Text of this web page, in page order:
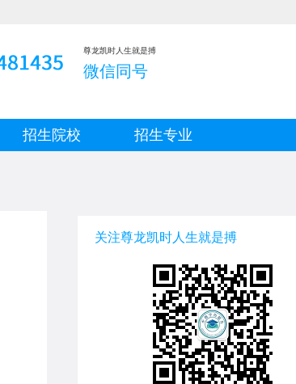
尊龙凯时人生就是搏
微信同号
招生院校 招生专业
关注尊龙凯时人生就是搏